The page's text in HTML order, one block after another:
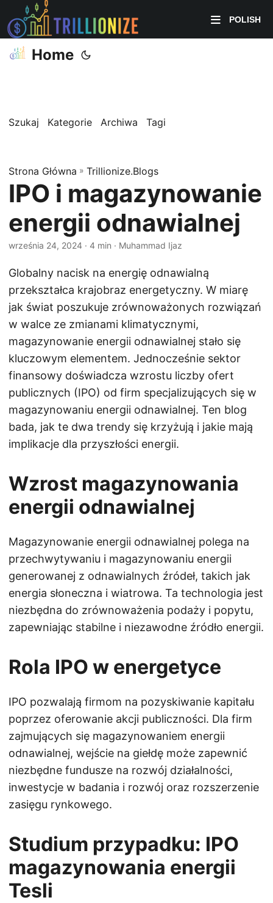
POLISH
Home
Szukaj Kategorie Archiwa Tagi
Strona Główna » Trillionize.Blogs
IPO i magazynowanie
energii odnawialnej
września 24, 2024 · 4 min · Muhammad Ijaz
Globalny nacisk na energię odnawialną
przekształca krajobraz energetyczny. W miarę
jak świat poszukuje zrównoważonych rozwiązań
w walce ze zmianami klimatycznymi,
magazynowanie energii odnawialnej stało się
kluczowym elementem. Jednocześnie sektor
finansowy doświadcza wzrostu liczby ofert
publicznych (IPO) od firm specjalizujących się w
magazynowaniu energii odnawialnej. Ten blog
bada, jak te dwa trendy się krzyżują i jakie mają
implikacje dla przyszłości energii.
Wzrost magazynowania
energii odnawialnej
Magazynowanie energii odnawialnej polega na
przechwytywaniu i magazynowaniu energii
generowanej z odnawialnych źródeł, takich jak
energia słoneczna i wiatrowa. Ta technologia jest
niezbędna do zrównoważenia podaży i popytu,
zapewniając stabilne i niezawodne źródło energii.
Rola IPO w energetyce
IPO pozwalają firmom na pozyskiwanie kapitału
poprzez oferowanie akcji publiczności. Dla firm
zajmujących się magazynowaniem energii
odnawialnej, wejście na giełdę może zapewnić
niezbędne fundusze na rozwój działalności,
inwestycje w badania i rozwój oraz rozszerzenie
zasięgu rynkowego.
Studium przypadku: IPO
magazynowania energii
Tesli